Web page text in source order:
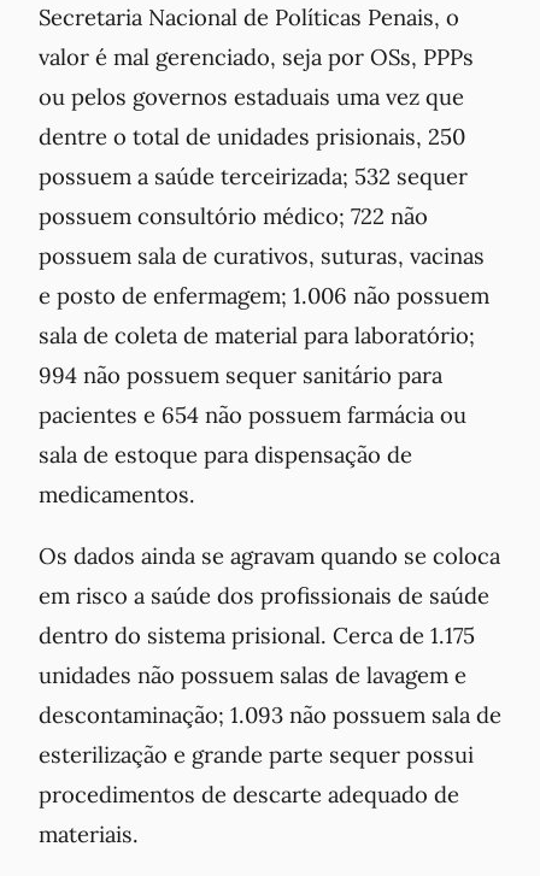
Secretaria Nacional de Políticas Penais, o
valor é mal gerenciado, seja por OSs, PPPs
ou pelos governos estaduais uma vez que
dentre o total de unidades prisionais, 250
possuem a saúde terceirizada; 532 sequer
possuem consultório médico; 722 não
possuem sala de curativos, suturas, vacinas
e posto de enfermagem; 1.006 não possuem
sala de coleta de material para laboratório;
994 não possuem sequer sanitário para
pacientes e 654 não possuem farmácia ou
sala de estoque para dispensação de
medicamentos.
Os dados ainda se agravam quando se coloca
em risco a saúde dos profissionais de saúde
dentro do sistema prisional. Cerca de 1.175
unidades não possuem salas de lavagem e
descontaminação; 1.093 não possuem sala de
esterilização e grande parte sequer possui
procedimentos de descarte adequado de
materiais.